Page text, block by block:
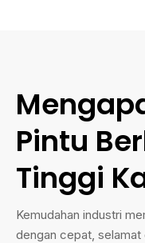
Pintu
Tinggi
Kemudahan industri
dengan cepat, selamat